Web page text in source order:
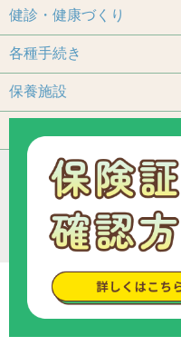
健診・健康づくり
各種手続き
保養施設
アクセス
加入事業所一覧
お問い合わせ・
ご利用
Copyright © since